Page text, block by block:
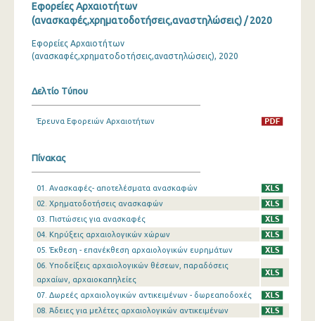
2003
2002
2001
2000
Εφορείες Αρχαιοτήτων
(ανασκαφές,χρηματοδοτήσεις,αναστηλώσεις) / 2020
Εφορείες Αρχαιοτήτων
(ανασκαφές,χρηματοδοτήσεις,αναστηλώσεις), 2020
Δελτίο Τύπου
Έρευνα Εφορειών Αρχαιοτήτων
Πίνακας
01. Ανασκαφές- αποτελέσματα ανασκαφών
02. Χρηματοδοτήσεις ανασκαφών
03. Πιστώσεις για ανασκαφές
04. Κηρύξεις αρχαιολογικών χώρων
05. Έκθεση - επανέκθεση αρχαιολογικών ευρημάτων
06. Υποδείξεις αρχαιολογικών θέσεων, παραδόσεις
αρχαίων, αρχαιοκαπηλείες
07. Δωρεές αρχαιολογικών αντικειμένων - δωρεαποδοχές
08. Άδειες για μελέτες αρχαιολογικών αντικειμένων